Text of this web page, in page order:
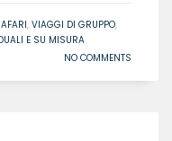
, VIAGGI DI GRUPPO,
E SU MISURA
NO COMMENTS